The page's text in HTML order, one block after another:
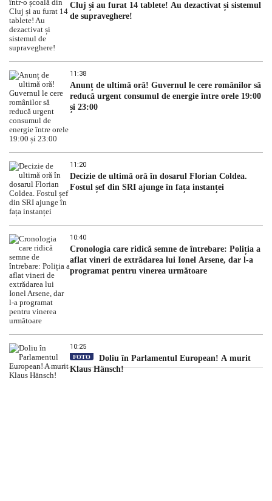
Cluj și au furat 14 tablete! Au dezactivat și sistemul
de supraveghere!
11:38
Anunț de ultimă oră! Guvernul le cere românilor să
reducă urgent consumul de energie între orele 19:00
și 23:00
11:20
Decizie de ultimă oră în dosarul Florian Coldea.
Fostul șef din SRI ajunge în fața instanței
10:40
Cronologia care ridică semne de întrebare: Poliția a
aflat vineri de extrădarea lui Ionel Arsene, dar l-a
programat pentru vinerea următoare
10:25
FOTO
Doliu în Parlamentul European! A murit
Klaus Hänsch!